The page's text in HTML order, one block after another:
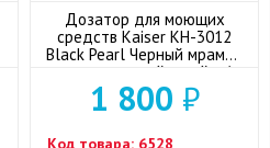
Дозатор для моющих
средств Kaiser KH-3012
Black Pearl Черный мрамор
встраиваемый в мойку/
столешницу
1 800 ₽
Код товара: 6528